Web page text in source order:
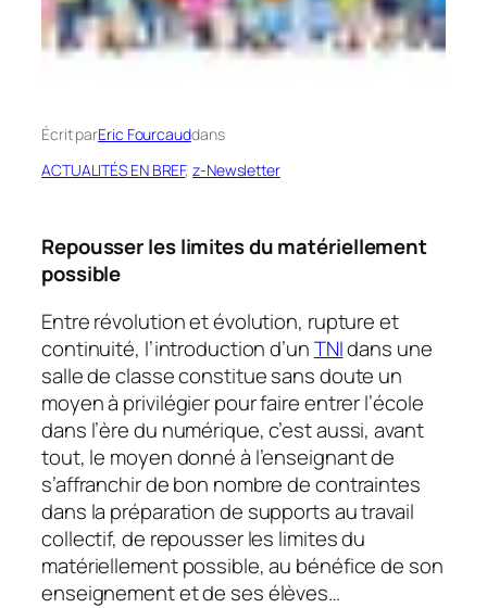
Écrit parEric Fourcauddans
ACTUALITÉS EN BREF, z-Newsletter
Repousser les limites du matériellement
possible
Entre révolution et évolution, rupture et
continuité, l’introduction d’unTNIdans une
salle de classe constitue sans doute un
moyen à privilégier pour faire entrer l’école
dans l’ère du numérique, c’est aussi, avant
tout, le moyen donné à l’enseignant de
s’affranchir de bon nombre de contraintes
dans la préparation de supports au travail
collectif, de repousser les limites du
matériellement possible, au bénéfice de son
enseignement et de ses élèves…